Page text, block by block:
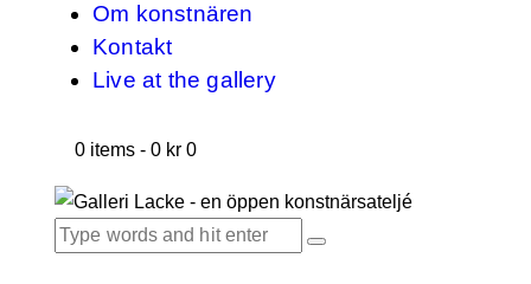
Om konstnären
Kontakt
Live at the gallery
0 items - 0 kr 0